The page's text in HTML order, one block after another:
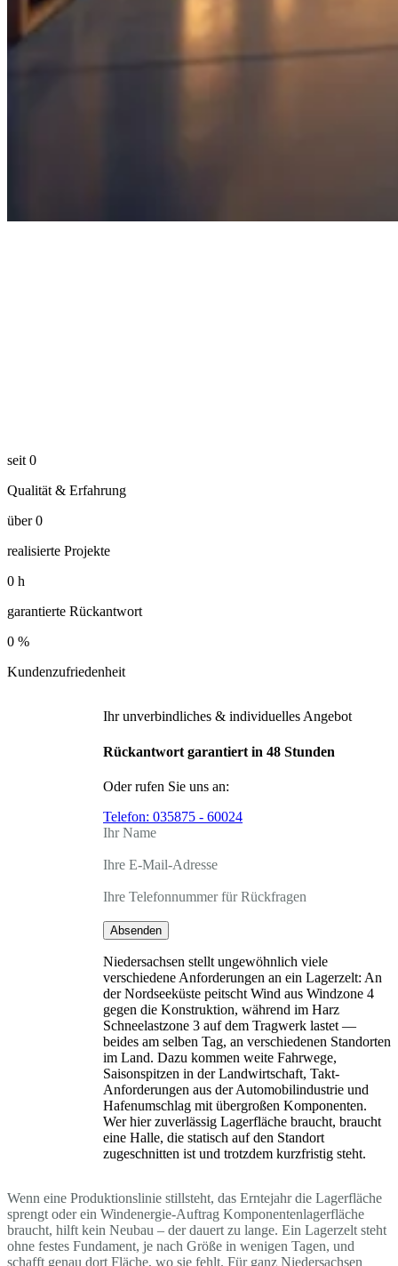
seit 0
Qualität & Erfahrung
über 0
realisierte Projekte
0 h
garantierte Rückantwort
0 %
Kundenzufriedenheit
Ihr unverbindliches & individuelles Angebot
Rückantwort garantiert in 48 Stunden
Oder rufen Sie uns an:
Telefon: 035875 - 60024
Ihr Name
Ihre E-Mail-Adresse
Ihre Telefonnummer für Rückfragen
Absenden
Niedersachsen stellt ungewöhnlich viele
verschiedene Anforderungen an ein Lagerzelt: An
der Nordseeküste peitscht Wind aus Windzone 4
gegen die Konstruktion, während im Harz
Schneelastzone 3 auf dem Tragwerk lastet —
beides am selben Tag, an verschiedenen Standorten
im Land. Dazu kommen weite Fahrwege,
Saisonspitzen in der Landwirtschaft, Takt-
Anforderungen aus der Automobilindustrie und
Hafenumschlag mit übergroßen Komponenten.
Wer hier zuverlässig Lagerfläche braucht, braucht
eine Halle, die statisch auf den Standort
zugeschnitten ist und trotzdem kurzfristig steht.
Wenn eine Produktionslinie stillsteht, das Erntejahr die Lagerfläche
sprengt oder ein Windenergie-Auftrag Komponentenlagerfläche
braucht, hilft kein Neubau – der dauert zu lange. Ein Lagerzelt steht
ohne festes Fundament, je nach Größe in wenigen Tagen, und
schafft genau dort Fläche, wo sie fehlt. Für ganz Niedersachsen